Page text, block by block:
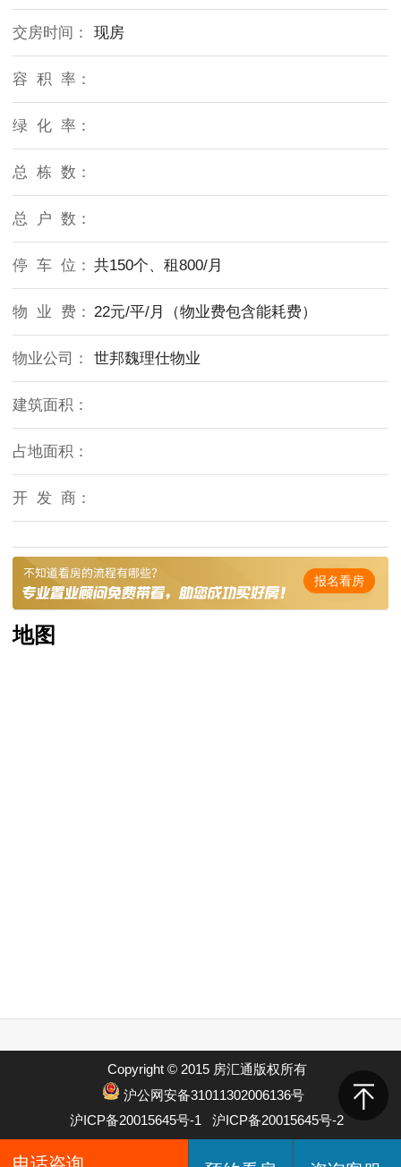
交房时间： 现房
容 积 率：
绿 化 率：
总 栋 数：
总 户 数：
停 车 位： 共150个、租800/月
物 业 费： 22元/平/月（物业费包含能耗费）
物业公司： 世邦魏理仕物业
建筑面积：
占地面积：
开 发 商：
报名看房
地图
Copyright © 2015 房汇通版权所有
沪公网安备31011302006136号
沪ICP备20015645号-1
沪ICP备20015645号-2